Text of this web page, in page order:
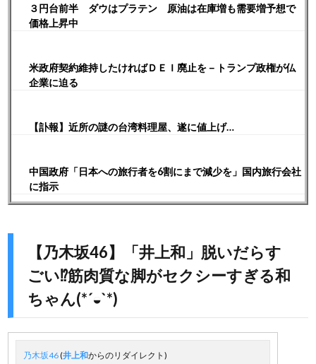
３円台前半 ダウはプラテン 原油は在庫増も需要増予想で
価格上昇中
米政府契約維持したければＤＥＩ廃止を－トランプ政権が仏
企業に迫る
【訃報】近所の謎の台湾料理屋、遂に値上げ…
中国政府「日本への旅行者を6割にまで減少を」国内旅行会社
に指示
【乃木坂46】「井上和」脱いだらす
ごい⁉︎筋肉質な脚がセクシーすぎる和
ちゃん(*´◒`*)
乃木坂46(井上和からのリダイレクト)